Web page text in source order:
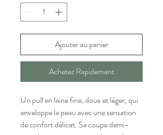
Ajouter au panier
Achetez Rapidement
Un pull en laine fine, doux et léger, qui
enveloppe la peau avec une sensation
de confort délicat. Sa coupe demi-